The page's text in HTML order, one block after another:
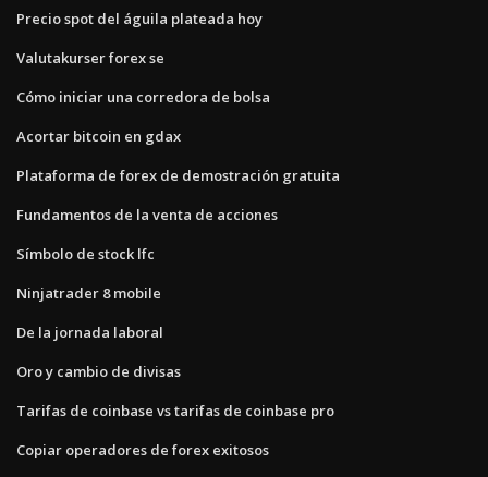
Precio spot del águila plateada hoy
Valutakurser forex se
Cómo iniciar una corredora de bolsa
Acortar bitcoin en gdax
Plataforma de forex de demostración gratuita
Fundamentos de la venta de acciones
Símbolo de stock lfc
Ninjatrader 8 mobile
De la jornada laboral
Oro y cambio de divisas
Tarifas de coinbase vs tarifas de coinbase pro
Copiar operadores de forex exitosos